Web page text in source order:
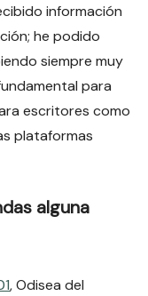
información
he podido
siempre muy
para
escritores como
plataformas
alguna
, Odisea del